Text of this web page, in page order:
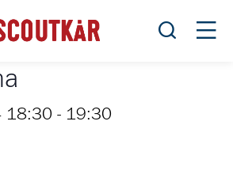
Öppna
18:30 - 19:30